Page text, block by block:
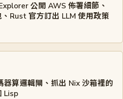
公開 AWS 佈署細節、
Rust 官方訂出 LLM 使用政策
算邏輯閘、抓出 Nix 沙箱裡的
Lisp